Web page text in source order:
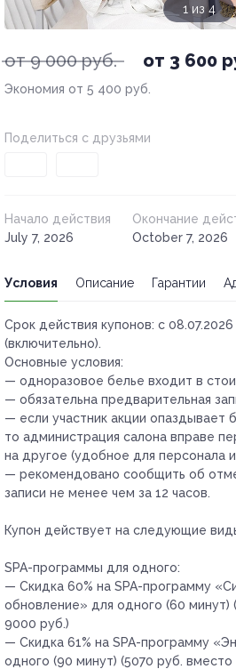
1 из 4
от 9 000 руб. от 3 600
Экономия от 5 400 руб.
Поделиться с друзьями
Начало действия
July 7, 2026
Окончание
October 7, 2026
Условия Описание Гарантии
Срок действия купонов: с
(включительно).
Основные условия:
— одноразовое белье входит в
— обязательна предварительная
— если участник акции опаздывает
то администрация салона вправе
на другое (удобное для персонала
— рекомендовано сообщить об
записи не менее чем за 12 часов.
Купон действует на следующие
SPA-программы для одного:
— Скидка 60% на SPA-программу
обновление» для одного (60 минут)
9000 руб.)
— Скидка 61% на SPA-программу
одного (90 минут) (5070 руб. вместо